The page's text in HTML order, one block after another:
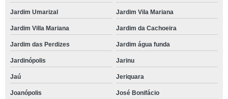
Jardim Umarizal Jardim Vila Mariana
Jardim Villa Mariana Jardim da Cachoeira
Jardim das Perdizes Jardim água funda
Jardinópolis Jarinu
Jaú Jeriquara
Joanópolis José Bonifácio